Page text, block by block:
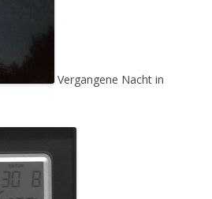
Vergangene Nacht in